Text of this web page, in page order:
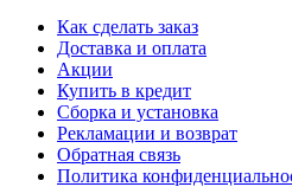
Как сделать заказ
Доставка и оплата
Акции
Купить в кредит
Сборка и установка
Рекламации и возврат
Обратная связь
Политика